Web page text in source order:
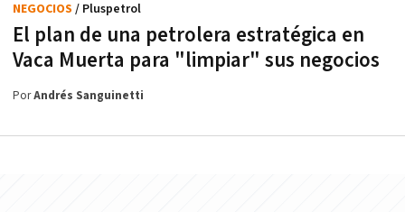
El plan de una petrolera estratégica en
Vaca Muerta para "limpiar" sus negocios
NEGOCIOS / Pluspetrol
PorAndrés Sanguinetti